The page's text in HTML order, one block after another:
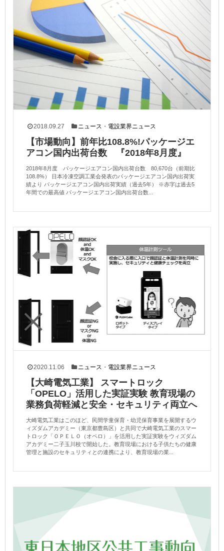
2018.09.27 ニュース ・ 電設業界ニュース
【市場動向】前年比108.8%!パッケージエ
アコン国内出荷台数 『2018年8月度』
2018年8月度 パッケージエアコン国内出荷台数 80,670台（前期比
108.8%） 日本冷凍空調工業会発表のパッケージエアコン国内出荷実
績より パッケージエアコン国内出荷実績（過去5年） ※赤字は過去5
年間での最高値 パッケージエアコン国内出荷台数...
2020.11.06 ニュース ・ 電設業界ニュース
【大崎電気工業】 スマートロック
「OPELO」活用した実証実験 教育現場の
業務負荷軽減と安全・セキュリティ両立へ
大崎電気工業はこのほど、民間学童保育・幼児保育事業を展開するウ
ィズダムアカデミー（東京都豊島区）と共同で大崎電気工業のスマー
トロック「ＯＰＥＬＯ（オペロ）」を活用した実証実験をウィズダム
アカデミー二子玉川校で開始した。教育現場における子供たちの健康
管理と施設のセキュリティとの連携により、教育現場の業...